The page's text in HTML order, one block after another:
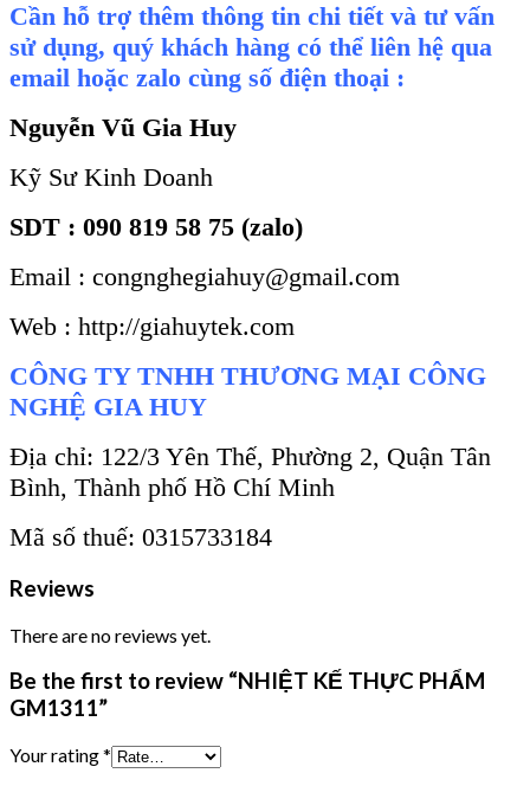
Cần hỗ trợ thêm thông tin chi tiết và tư vấn
sử dụng, quý khách hàng có thể liên hệ qua
email hoặc zalo cùng số điện thoại :
Nguyễn Vũ Gia Huy
Kỹ Sư Kinh Doanh
SDT : 090 819 58 75 (zalo)
Email : congnghegiahuy@gmail.com
Web : http://giahuytek.com
CÔNG TY TNHH THƯƠNG MẠI CÔNG
NGHỆ GIA HUY
Địa chỉ: 122/3 Yên Thế, Phường 2, Quận Tân
Bình, Thành phố Hồ Chí Minh
Mã số thuế: 0315733184
Reviews
There are no reviews yet.
Be the first to review “NHIỆT KẾ THỰC PHẨM
GM1311”
Your rating*